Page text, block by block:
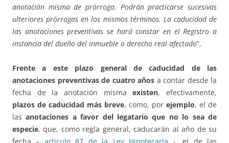
anotación misma de prórroga. Podrán practicarse sucesivas
ulteriores prórrogas en los mismos términos. La caducidad de
las anotaciones preventivas se hará constar en el Registro a
instancia del dueño del inmueble o derecho real afectado”.
Frente a este plazo general de caducidad de las
anotaciones preventivas de cuatro años a contar desde la
fecha de la anotación mismaexisten, efectivamente,
plazos de caducidad más breve, como, por ejemplo, el de
lasanotaciones a favor del legatario que no lo sea de
especie, que, como regla general, caducarán al año de su